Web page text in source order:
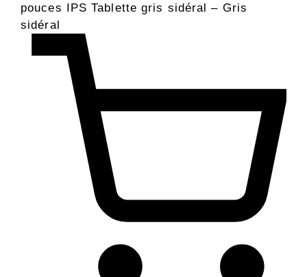
pouces IPS Tablette gris sidéral – Gris
sidéral